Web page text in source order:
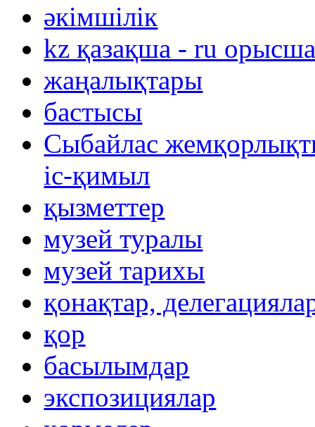
әкімшілік
kz қазақша - ru
жаңалықтары
бастысы
Сыбайлас
іс-қимыл
қызметтер
музей туралы
музей тарихы
қонақтар,
қор
басылымдар
экспозициялар